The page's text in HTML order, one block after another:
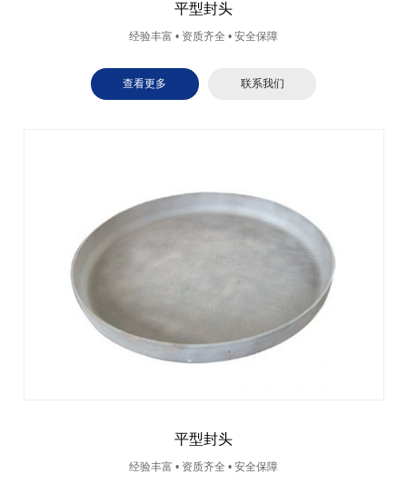
平型封头
经验丰富 • 资质齐全 • 安全保障
查看更多 联系我们
平型封头
经验丰富 • 资质齐全 • 安全保障